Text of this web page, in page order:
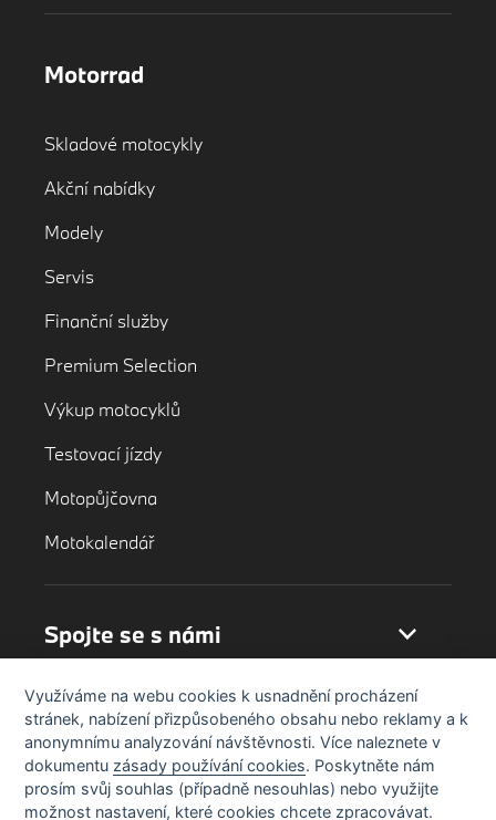
Motorrad
Skladové motocykly
Akční nabídky
Modely
Servis
Finanční služby
Premium Selection
Výkup motocyklů
Testovací jízdy
Motopůjčovna
Motokalendář
Spojte se s námi
Využíváme na webu cookies k usnadnění procházení
stránek, nabízení přizpůsobeného obsahu nebo reklamy a k
anonymnímu analyzování návštěvnosti. Více naleznete v
dokumentu zásady používání cookies. Poskytněte nám
prosím svůj souhlas (případně nesouhlas) nebo využijte
možnost nastavení, které cookies chcete zpracovávat.